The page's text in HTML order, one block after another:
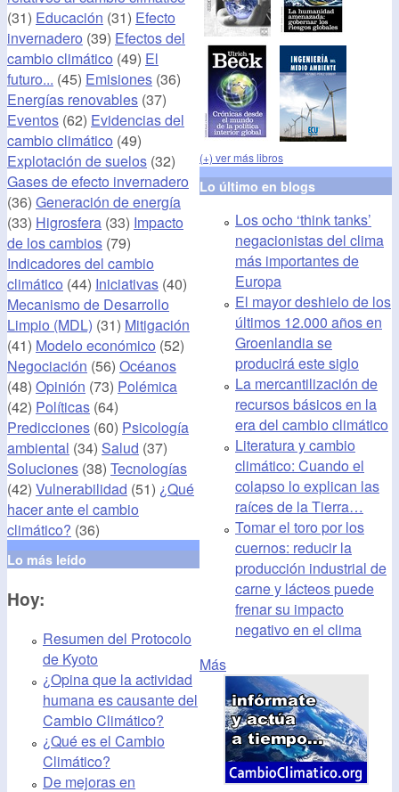
(31) Educación (31) Efecto
invernadero (39) Efectos del
cambio climático (49) El
futuro... (45) Emisiones (36)
Energías renovables (37)
Eventos (62) Evidencias del
cambio climático (49)
Explotación de suelos (32)
Gases de efecto invernadero
(36) Generación de energía
(33) Higrosfera (33) Impacto
de los cambios (79)
Indicadores del cambio
climático (44) Iniciativas (40)
Mecanismo de Desarrollo
Limpio (MDL) (31) Mitigación
(41) Modelo económico (52)
Negociación (56) Océanos
(48) Opinión (73) Polémica
(42) Políticas (64)
Predicciones (60) Psicología
ambiental (34) Salud (37)
Soluciones (38) Tecnologías
(42) Vulnerabilidad (51) ¿Qué
hacer ante el cambio
climático? (36)
Lo más leído
Hoy:
Resumen del Protocolo
de Kyoto
¿Opina que la actividad
humana es causante del
Cambio Climático?
¿Qué es el Cambio
Climático?
De mejoras en
(+) ver más libros
Lo último en blogs
Los ocho ‘think tanks’
negacionistas del clima
más importantes de
Europa
El mayor deshielo de los
últimos 12.000 años en
Groenlandia se
producirá este siglo
La mercantilización de
recursos básicos en la
era del cambio climático
Literatura y cambio
climático: Cuando el
colapso lo explican las
raíces de la Tierra…
Tomar el toro por los
cuernos: reducir la
producción industrial de
carne y lácteos puede
frenar su impacto
negativo en el clima
Más